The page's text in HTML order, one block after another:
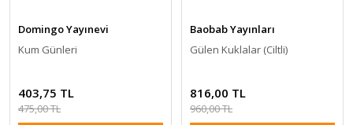
Domingo Yayınevi
Kum Günleri
403,75 TL
475,00 TL
Baobab Yayınları
Gülen Kuklalar (Ciltli)
816,00 TL
960,00 TL